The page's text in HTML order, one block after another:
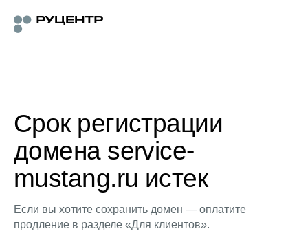
Срок регистрации
домена service-
mustang.ru истек
Если вы хотите сохранить домен — оплатите
продление в разделе «Для клиентов».